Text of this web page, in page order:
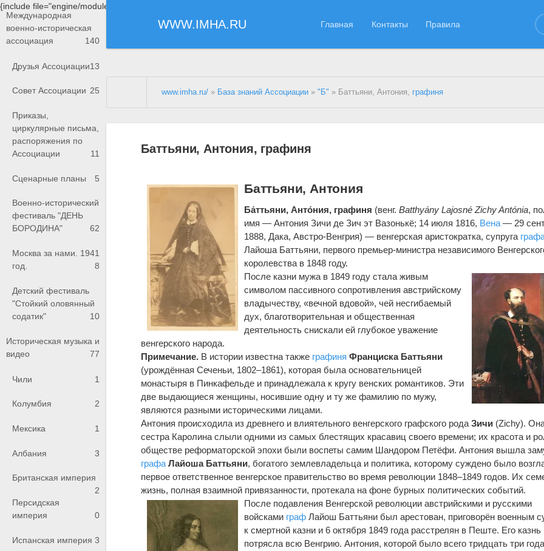
{include file="engine/modules/saperu/head.php"}
WWW.IMHA.RU Главная Контакты Правила
Международная
военно-историческая
ассоциация
140
Друзья Ассоциации13
Совет Ассоциации 25
Приказы,
циркулярные письма,
распоряжения по
Ассоциации
11
Сценарные планы 5
Военно-исторический
фестиваль "ДЕНЬ
БОРОДИНА"
62
Москва за нами. 1941
год.
8
Детский фестиваль
"Стойкий оловянный
содатик"
10
Историческая музыка и
видео
77
Чили 1
Колумбия 2
Мексика 1
Албания 3
Британская империя
2
Персидская
империя
0
Испанская империя 3
www.imha.ru/ » База знаний Ассоциации »"Б" » Баттьяни, Антония, графиня
Баттьяни, Антония, графиня
Баттьяни, Антония
Ба́ттьяни, Анто́ния, графиня (венг.Batthyány Lajosné Zichy Antónia,
имя — Антония Зичи де Зич эт Вазонькё; 14 июля 1816, Вена — 29
1888, Дака, Австро-Венгрия) — венгерская аристократка, супруга
Лайоша Баттьяни, первого премьер-министра независимого
королевства в 1848 году.
После казни мужа в 1849 году стала живым
символом пассивного сопротивления австрийскому
владычеству, «вечной вдовой», чей несгибаемый
дух, благотворительная и общественная
деятельность снискали ей глубокое уважение
венгерского народа.
Примечание. В истории известна также графиня Франциска Баттьяни
(урождённая Сеченьи, 1802–1861), которая была основательницей
монастыря в Пинкафельде и принадлежала к кругу венских романтиков. Эти
две выдающиеся женщины, носившие одну и ту же фамилию по мужу,
являются разными историческими лицами.
Антония происходила из древнего и влиятельного венгерского графского родаЗичи (Zichy).
сестра Каролина слыли одними из самых блестящих красавиц своего времени; их красота и
обществе реформаторской эпохи были воспеты самим Шандором Петёфи. Антония вышла
графа Лайоша Баттьяни, богатого землевладельца и политика, которому суждено было
первое ответственное венгерское правительство во время революции 1848–1849 годов. Их
жизнь, полная взаимной привязанности, протекала на фоне бурных политических событий.
После подавления Венгерской революции австрийскими и русскими
войсками граф Лайош Баттьяни был арестован, приговорён военным
к смертной казни и 6 октября 1849 года расстрелян в Пеште. Его казнь
потрясла всю Венгрию. Антония, которой было всего тридцать три